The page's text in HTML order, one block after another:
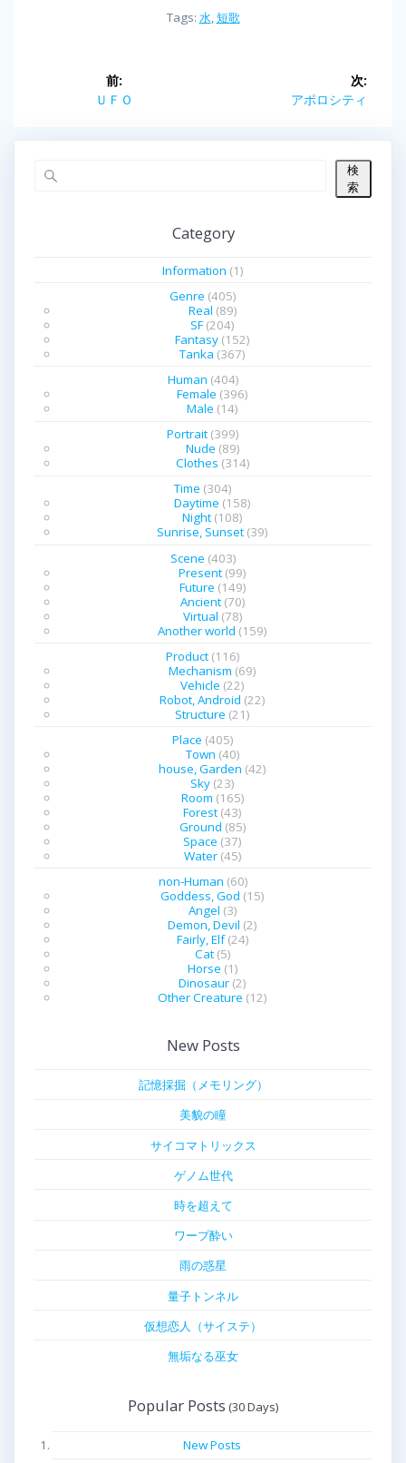
Tags: 水,短歌
前:
前
ＵＦＯ
次:
次
アポロシティ
検
索
Category
Information (1)
Genre (405)
Real (89)
SF(204)
Fantasy (152)
Tanka (367)
Human (404)
Female (396)
Male (14)
Portrait (399)
Nude (89)
Clothes (314)
Time (304)
Daytime (158)
Night (108)
Sunrise, Sunset (39)
Scene (403)
Present (99)
Future (149)
Ancient(70)
Virtual (78)
Another world (159)
Product (116)
Mechanism (69)
Vehicle (22)
Robot, Android (22)
Structure (21)
Place (405)
Town (40)
house, Garden (42)
Sky (23)
Room (165)
Forest (43)
Ground (85)
Space (37)
Water(45)
non-Human (60)
Goddess, God (15)
Angel (3)
Demon, Devil (2)
Fairly, Elf(24)
Cat(5)
Horse (1)
Dinosaur (2)
Other Creature (12)
New Posts
記憶採掘（メモリング）
美貌の瞳
サイコマトリックス
ゲノム世代
時を超えて
ワープ酔い
雨の惑星
量子トンネル
仮想恋人（サイステ）
無垢なる巫女
Popular Posts
New Posts